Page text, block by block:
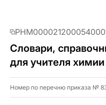
Словари,
для учителя химии
Номер по перечню приказа №